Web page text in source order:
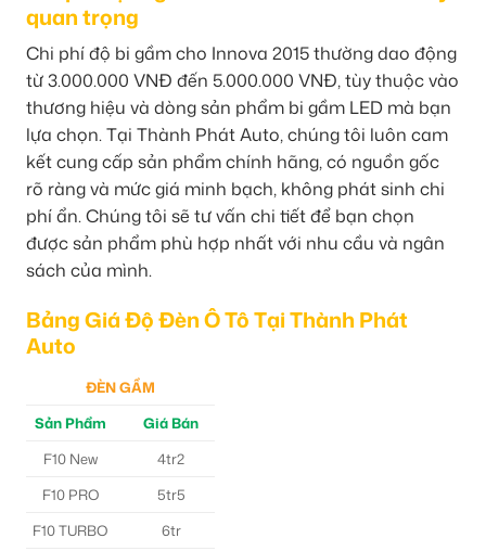
quan trọng
Chi phí độ bi gầm cho Innova 2015 thường dao động
từ 3.000.000 VNĐ đến 5.000.000 VNĐ, tùy thuộc vào
thương hiệu và dòng sản phẩm bi gầm LED mà bạn
lựa chọn. Tại Thành Phát Auto, chúng tôi luôn cam
kết cung cấp sản phẩm chính hãng, có nguồn gốc
rõ ràng và mức giá minh bạch, không phát sinh chi
phí ẩn. Chúng tôi sẽ tư vấn chi tiết để bạn chọn
được sản phẩm phù hợp nhất với nhu cầu và ngân
sách của mình.
Bảng Giá Độ Đèn Ô Tô Tại Thành Phát
Auto
ĐÈN GẦM
Sản Phẩm
Giá Bán
F10 New
4tr2
F10 PRO
5tr5
F10 TURBO
6tr